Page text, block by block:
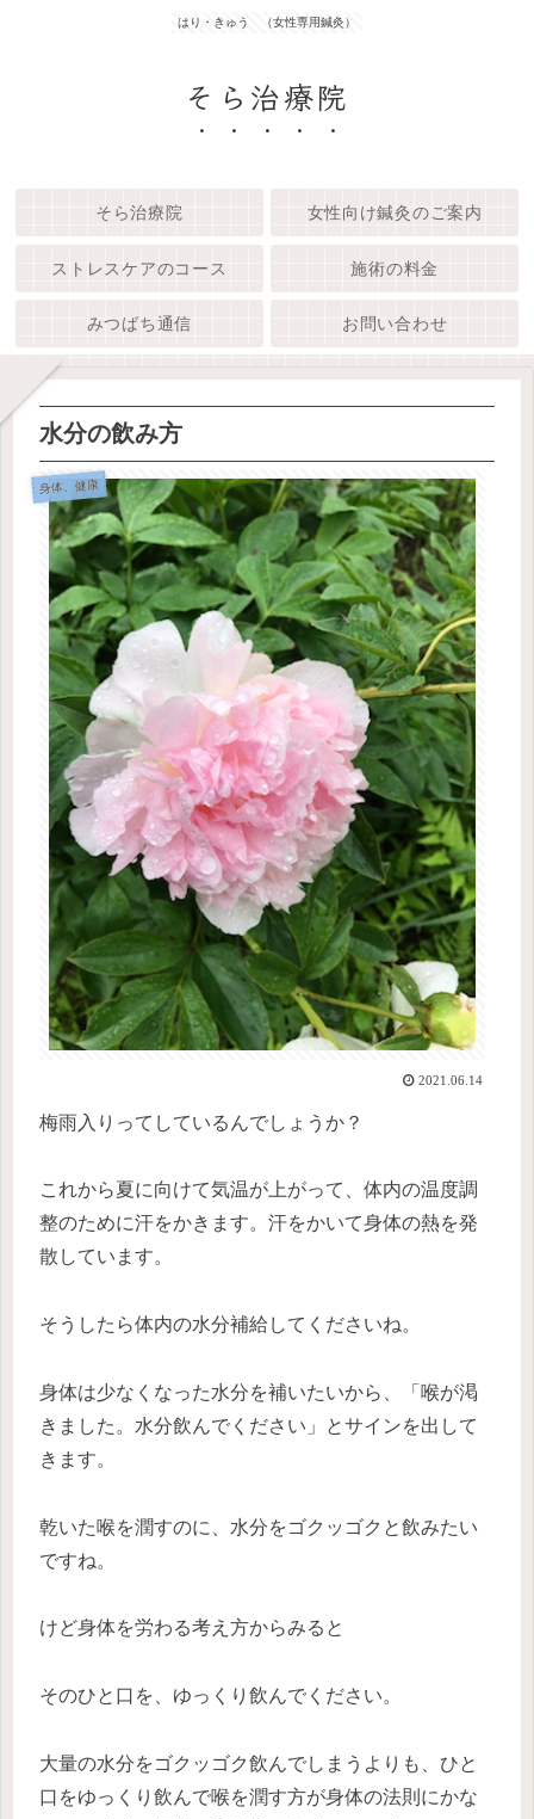
はり・きゅう （女性専用鍼灸）
そら治療院
そら治療院 女性向け鍼灸のご案内
ストレスケアのコース 施術の料金
みつばち通信 お問い合わせ
水分の飲み方
身体、健康
2021.06.14
梅雨入りってしているんでしょうか？
これから夏に向けて気温が上がって、体内の温度調
整のために汗をかきます。汗をかいて身体の熱を発
散しています。
そうしたら体内の水分補給してくださいね。
身体は少なくなった水分を補いたいから、「喉が渇
きました。水分飲んでください」とサインを出して
きます。
乾いた喉を潤すのに、水分をゴクッゴクと飲みたい
ですね。
けど身体を労わる考え方からみると
そのひと口を、ゆっくり飲んでください。
大量の水分をゴクッゴク飲んでしまうよりも、ひと
口をゆっくり飲んで喉を潤す方が身体の法則にかな